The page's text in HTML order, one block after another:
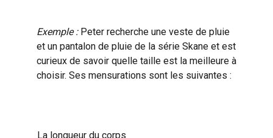
Exemple :Peter recherche une veste de pluie
et un pantalon de pluie de la série Skane et est
curieux de savoir quelle taille est la meilleure à
choisir. Ses mensurations sont les suivantes :
La longueur du corps